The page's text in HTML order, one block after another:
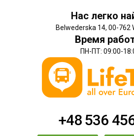
Нас легко
Belwederska 14, 00-762
Время
ПН-ПТ: 09:00-
+48 536